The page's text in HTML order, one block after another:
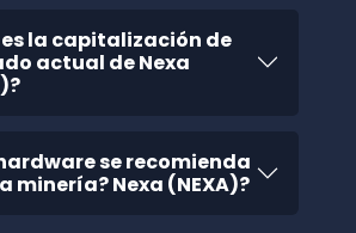
la capitalización de
actual de Nexa
se recomienda
minería? Nexa (NEXA)?